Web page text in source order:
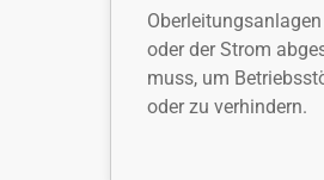
oder der Strom
muss, um
oder zu verhindern.